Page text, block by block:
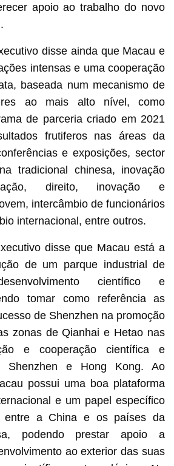
apoio ao trabalho do novo
disse ainda que Macau e
intensas e uma cooperação
baseada num mecanismo de
ao mais alto nível, como
de parceria criado em 2021
frutiferos nas áreas da
e exposições, sector
tradicional chinesa, inovação
direito, inovação e
intercâmbio de funcionários
internacional, entre outros.
disse que Macau está a
de um parque industrial de
científico e
tomar como referência as
de Shenzhen na promoção
zonas de Qianhai e Hetao nas
e cooperação científica e
Shenzhen e Hong Kong. Ao
possui uma boa plataforma
e um papel específico
entre a China e os países da
podendo prestar apoio a
ao exterior das suas